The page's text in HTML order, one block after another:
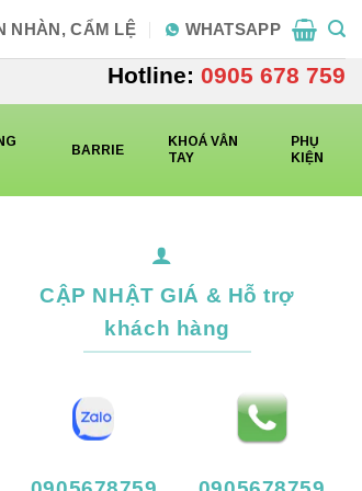
NHÀN, CẨM LỆ WHATSAPP
Hotline: 0905 678 759
BARRIE
KHOÁ VÂN
TAY
PHỤ
KIỆN
CẬP NHẬT GIÁ & Hỗ trợ
khách hàng